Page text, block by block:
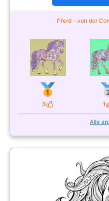
Pferd – von der
3
Likes 1
Alle